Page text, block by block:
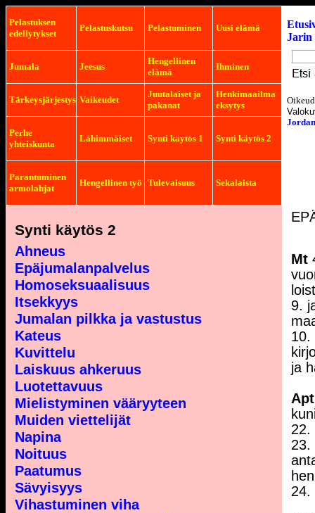
Pelastuksen
edellytykset
Pelastuskutsu Pelastuminen Uusi elämä
Jumala Jeesus
Hengellinen
elämä
Ihminen
Tärkeysjärjestys Vaikeudet
Juutalaiset ja
pakanat
Henkimaailma
eksytys
Perhe
yhteiskunta
Lähimmäiset Synti käytös 1 Synti käytös 2
Parantuminen
armolahjat
Hengellinen työ Tulevaisuus Sekalaista
Synti käytös 2
Ahneus
Epäjumalanpalvelus
Homoseksuaalisuus
Itsekkyys
Jumalan pilkka ja vastustus
Kateus
Kuvittelu
Laiskuus ahkeruus
Luotettavuus
Mielistyminen vääryyteen
Muiden viettelijät
Napina
Noituus
Paatumus
Sävyisyys
Vihastuminen viha
Jarin
Mt
9.
10.
ja
Apt
22.
23.
24.